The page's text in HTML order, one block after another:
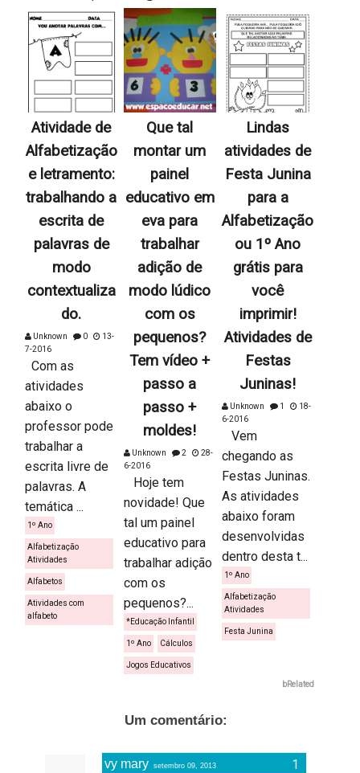
Atividade de
Alfabetização
e letramento:
trabalhando a
escrita de
palavras de
modo
contextualiza
do.
Unknown 0
13-
7-2016
Com as
atividades
abaixo o
professor pode
trabalhar a
escrita livre de
palavras. A
temática ...
1º Ano
Alfabetização
Atividades
Alfabetos
Atividades com
alfabeto
Que tal
montar um
painel
educativo em
eva para
trabalhar
adição de
modo lúdico
com os
pequenos?
Tem vídeo +
passo a
passo +
moldes!
Unknown 2
28-
6-2016
Hoje tem
novidade! Que
tal um painel
educativo para
trabalhar adição
com os
pequenos?...
*Educação Infantil
1º Ano Cálculos
Jogos Educativos
Lindas
atividades de
Festa Junina
para a
Alfabetização
ou 1º Ano
grátis para
você
imprimir!
Atividades de
Festas
Juninas!
Unknown 1
18-
6-2016
Vem
chegando as
Festas Juninas.
As atividades
abaixo foram
desenvolvidas
dentro desta t...
1º Ano
Alfabetização
Atividades
Festa Junina
bRelated
Um comentário:
vy mary setembro 09, 2013